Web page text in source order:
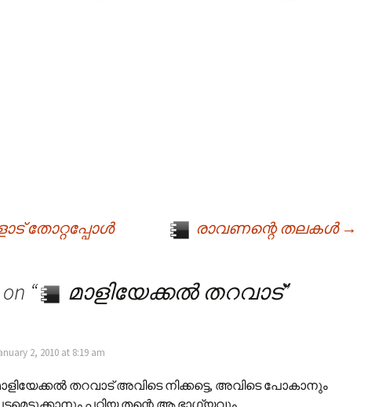
തോറ്റപ്പോള്‍ രാവണന്റെ തലകള്‍ →
“ മാളിയേക്കല്‍ തറവാട്”
2, 2010 at 8:19 am
തറവാട് അവിടെ നിക്കട്ടെ, അവിടെ പോകാനും